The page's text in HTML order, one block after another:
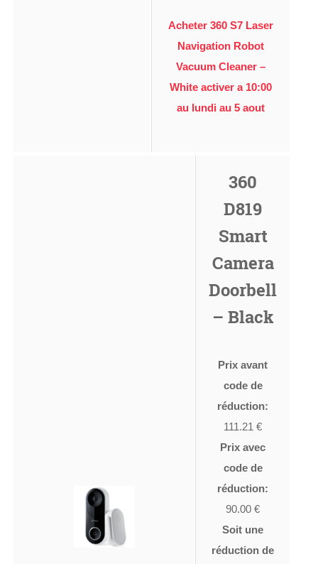
Acheter 360 S7 Laser
Navigation Robot
Vacuum Cleaner –
White activer a 10:00
au lundi au 5 aout
360
D819
Smart
Camera
Doorbell
– Black
Prix avant
code de
réduction:
111.21 €
Prix avec
code de
réduction:
90.00 €
Soit une
réduction de